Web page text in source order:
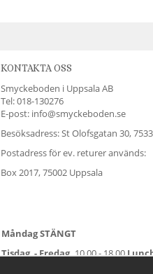
KONTAKTA OSS
Smyckeboden i Uppsala AB
Tel:018-130276
E-post: info@smyckeboden.se
Besöksadress: St Olofsgatan 30,
Postadress för ev. returer används:
Box 2017, 75002 Uppsala
Måndag STÄNGT
Tisdag - Fredag, 10.00 - 18.00